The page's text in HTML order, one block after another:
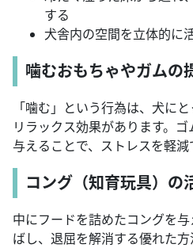
する
犬舎内の空間を立体的に
噛むおもちゃやガムの
「噛む」という行為は、犬に
リラックス効果があります。
与えることで、ストレスを軽減
コング（知育玩具）の
中にフードを詰めたコングを
ばし、退屈を解消する優れた方